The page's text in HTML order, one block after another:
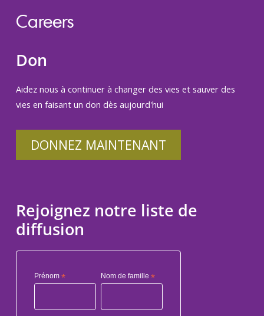
Careers
Don
Aidez nous à continuer à changer des vies et sauver des
vies en faisant un don dès aujourd'hui
DONNEZ MAINTENANT
Rejoignez notre liste de
diffusion
Prénom * Nom de famille*